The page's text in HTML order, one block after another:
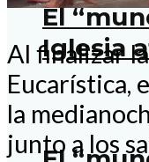
El
Iglesia
Al finalizar
Eucarística,
la
junto a los